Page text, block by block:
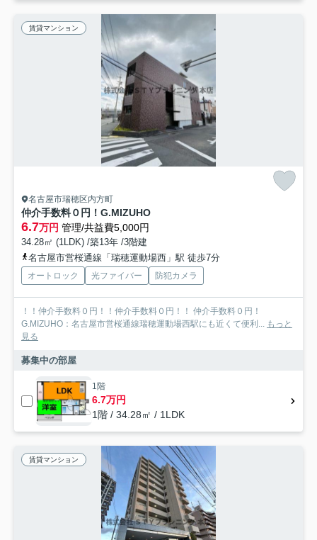
賃貸マンション
名古屋市瑞穂区内方町
仲介手数料０円！G.MIZUHO
6.7万円 管理/共益費5,000円
34.28㎡ (1LDK) /築13年 /3階建
名古屋市営桜通線「瑞穂運動場西」駅 徒歩7分
オートロック 光ファイバー 防犯カメラ
！！仲介手数料０円！！仲介手数料０円！！ 仲介手数料０円！
G.MIZUHO：名古屋市営桜通線瑞穂運動場西駅にも近くて便利... もっと
見る
募集中の部屋
1階
6.7万円
1階 / 34.28㎡ / 1LDK
賃貸マンション